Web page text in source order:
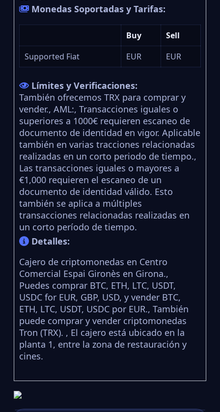
Monedas Soportadas y Tarifas:
Buy
Sell
Supported Fiat
EUR EUR
Límites y Verificaciones:
También ofrecemos TRX para comprar y
vender., AML:, Transacciones iguales o
superiores a 1000€ requieren escaneo de
documento de identidad en vigor. Aplicable
también en varias tracciones relacionadas
realizadas en un corto periodo de tiempo.,
Las transacciones iguales o mayores a
€1,000 requieren el escaneo de un
documento de identidad válido. Esto
también se aplica a múltiples
transacciones relacionadas realizadas en
un corto período de tiempo.
Detalles:
Cajero de criptomonedas en Centro
Comercial Espai Gironès en Girona.,
Puedes comprar BTC, ETH, LTC, USDT,
USDC for EUR, GBP, USD, y vender BTC,
ETH, LTC, USDT, USDC por EUR., También
puede comprar y vender criptomonedas
Tron (TRX). , El cajero está ubicado en la
planta 1, entre la zona de restauración y
cines.